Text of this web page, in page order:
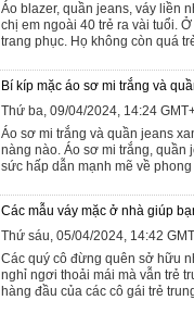
Áo blazer, quần jeans, váy liền
chị em ngoài 40 trẻ ra vài tuổi.
trang phục. Họ không còn quá
Bí kíp mặc áo sơ mi trắng và
Thứ ba, 09/04/2024, 14:24
Áo sơ mi trắng và quần jeans
nàng nào. Áo sơ mi trắng,
sức hấp dẫn mạnh mẽ về
Các mẫu váy mặc ở nhà giúp
Thứ sáu, 05/04/2024, 14:42
Các quý cô đừng quên sở hữu
nghỉ ngơi thoải mái mà vẫn trẻ
hàng đầu của các cô gái trẻ